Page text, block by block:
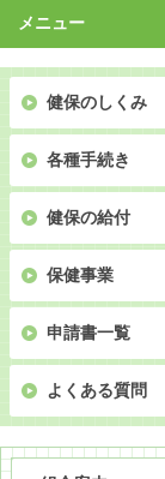
メニュー
健保のしくみ
各種手続き
健保の給付
保健事業
申請書一覧
よくある質問